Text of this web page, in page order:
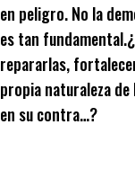
en peligro. No la
es tan
repararlas,
propia naturaleza
en su contra…?